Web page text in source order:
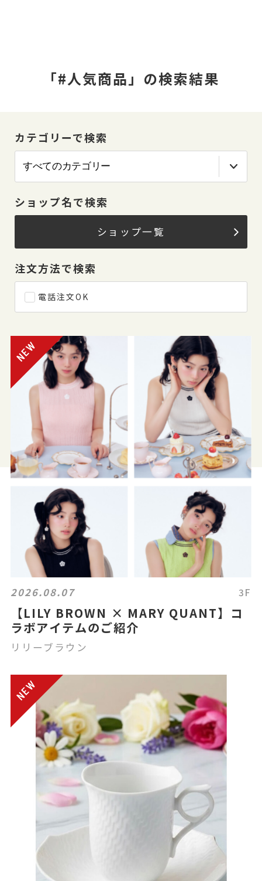
「#人気商品」の検索結果
カテゴリーで検索
ショップ名で検索
ショップ一覧
注文方法で検索
電話注文OK
2026.08.07 3F
【LILY BROWN × MARY QUANT】コ
ラボアイテムのご紹介
リリーブラウン